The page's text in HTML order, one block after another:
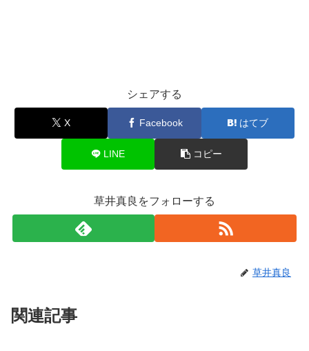
シェアする
X Facebook はてブ
LINE コピー
草井真良をフォローする
草井真良
関連記事